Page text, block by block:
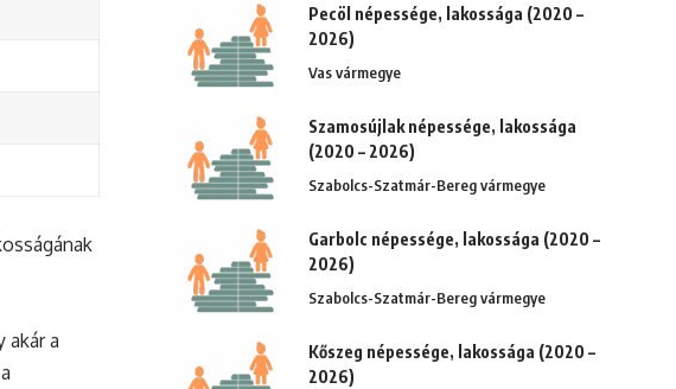
a
Pecöl népessége, lakossága (2020 –
2026)
Vas vármegye
Szamosújlak népessége, lakossága
(2020 – 2026)
Szabolcs-Szatmár-Bereg vármegye
Garbolc népessége, lakossága (2020 –
2026)
Szabolcs-Szatmár-Bereg vármegye
Kőszeg népessége, lakossága (2020 –
2026)